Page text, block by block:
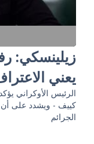
زيلينسكي:
يعني
الرئيس الأوكراني
كييف - ويشدد على أن
الجرائم